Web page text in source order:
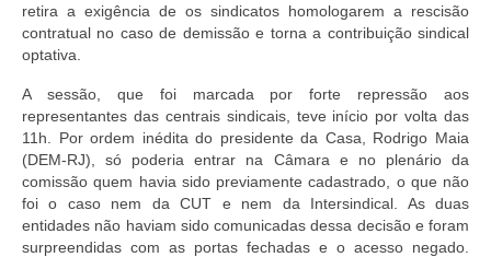
retira a exigência de os sindicatos homologarem a rescisão
contratual no caso de demissão e torna a contribuição sindical
optativa.
A sessão, que foi marcada por forte repressão aos
representantes das centrais sindicais, teve início por volta das
11h. Por ordem inédita do presidente da Casa, Rodrigo Maia
(DEM-RJ), só poderia entrar na Câmara e no plenário da
comissão quem havia sido previamente cadastrado, o que não
foi o caso nem da CUT e nem da Intersindical. As duas
entidades não haviam sido comunicadas dessa decisão e foram
surpreendidas com as portas fechadas e o acesso negado.